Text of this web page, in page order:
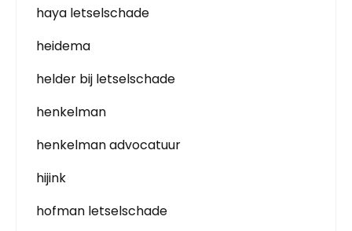
haya letselschade
heidema
helder bij letselschade
henkelman
henkelman advocatuur
hijink
hofman letselschade